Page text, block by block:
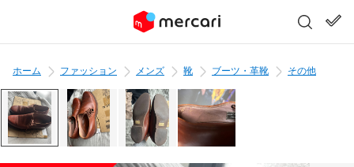
ホーム ファッション メンズ 靴 ブーツ・革靴 その他